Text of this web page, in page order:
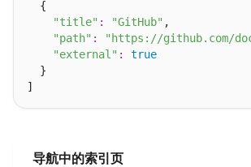
  {
"title" : "GitHub" ,
"path" : "https://github.com/
"external" :
true
  }
导航中的索引页